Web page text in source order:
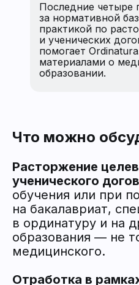
Последние четыре
за нормативной
практикой по
и ученических
помогает
материалами о
образовании.
Что можно
Расторжение
ученического
обучения или при
на бакалавриат,
в ординатуру и на
образования — не
медицинского.
Отработка в